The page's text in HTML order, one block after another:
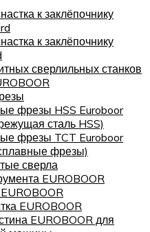
к заклёпочнику
к заклёпочнику
сверлильных станков
фрезы HSS Euroboor
сталь HSS)
фрезы TCT Euroboor
фрезы)
сверла
EUROBOOR
EUROBOOR
EUROBOOR для